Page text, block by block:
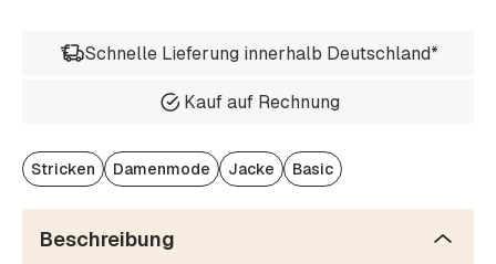
Schnelle Lieferung innerhalb Deutschland*
Kauf auf Rechnung
Stricken Damenmode Jacke Basic
Beschreibung